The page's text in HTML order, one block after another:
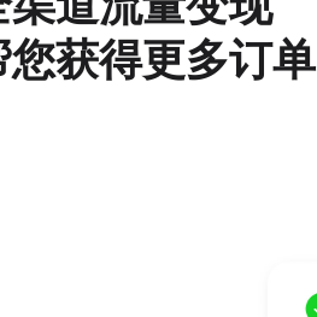
您获得更多订单